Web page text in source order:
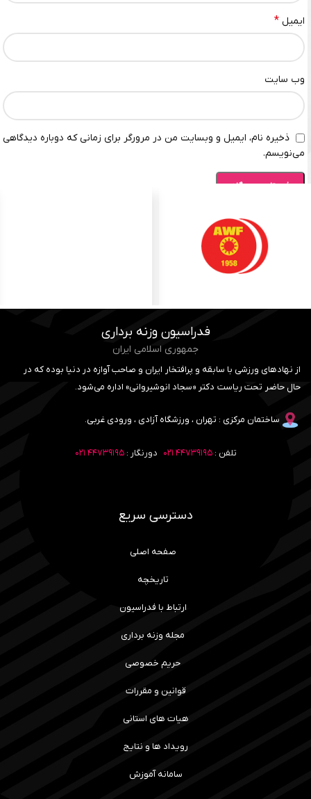
ایمیل *
وب‌ سایت
ذخیره نام، ایمیل و وبسایت من در مرورگر برای زمانی که دوباره دیدگاهی
می‌نویسم.
فدراسیون وزنه برداری
جمهوری اسلامی ایران
از نهادهای ورزشی با سابقه و پرافتخار ایران و صاحب آوازه در دنیا بوده که در
حال حاضر تحت ریاست دکتر «سجاد انوشیروانی» اداره می‌شود.
ساختمان مرکزی : تهران ، ورزشگاه آزادی ، ورودی غربی.
تلفن :۴۴۷۳۹۱۹۵ ۰۲۱ دورنگار :۴۴۷۳۹۱۹۵ ۰۲۱
دسترسی سریع
صفحه اصلی
تاریخچه
ارتباط با فدراسیون
مجله وزنه برداری
حریم خصوصی
قوانین و مقررات
هیات های استانی
رویداد ها و نتایج
سامانه آموزش